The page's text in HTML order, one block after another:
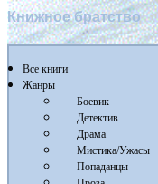
Книжное братство
Все книги
Жанры
Боевик
Детектив
Драма
Мистика/Ужасы
Попаданцы